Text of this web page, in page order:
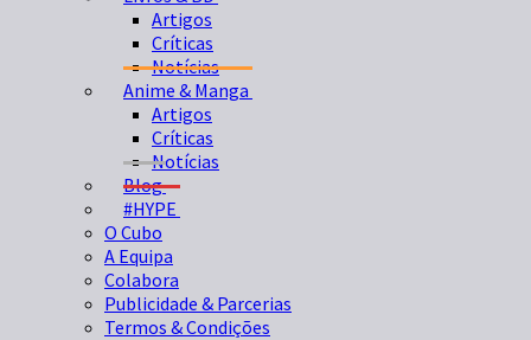
Artigos
Críticas
Notícias
Anime & Manga
Artigos
Críticas
Notícias
Blog
#HYPE
O Cubo
A Equipa
Colabora
Publicidade & Parcerias
Termos & Condições